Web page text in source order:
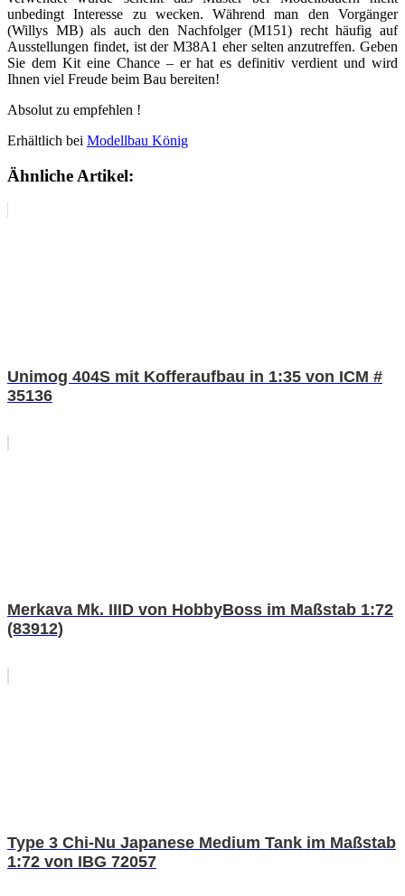
unbedingt Interesse zu wecken. Während man den Vorgänger
(Willys MB) als auch den Nachfolger (M151) recht häufig auf
Ausstellungen findet, ist der M38A1 eher selten anzutreffen. Geben
Sie dem Kit eine Chance – er hat es definitiv verdient und wird
Ihnen viel Freude beim Bau bereiten!
Absolut zu empfehlen !
Erhältlich bei Modellbau König
Ähnliche Artikel:
Unimog 404S mit Kofferaufbau in 1:35 von ICM #
35136
Merkava Mk. IIID von HobbyBoss im Maßstab 1:72
(83912)
Type 3 Chi-Nu Japanese Medium Tank im Maßstab
1:72 von IBG 72057